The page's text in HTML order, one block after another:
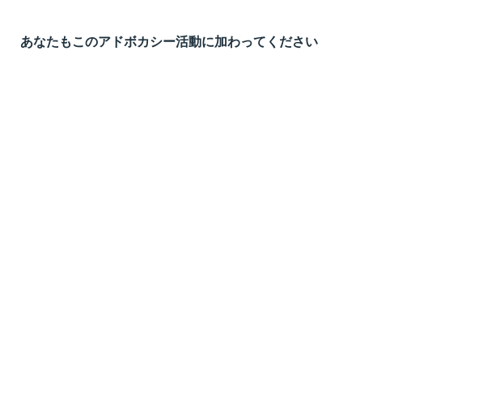
あなたもこのアドボカシー活動に加わってください